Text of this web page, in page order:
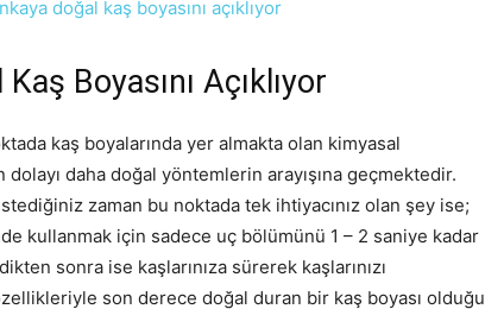
Boyasını Açıklıyor
kaş boyalarında yer almakta olan kimyasal
daha doğal yöntemlerin arayışına geçmektedir.
zaman bu noktada tek ihtiyacınız olan şey ise;
kullanmak için sadece uç bölümünü 1 – 2 saniye kadar
sonra ise kaşlarınıza sürerek kaşlarınızı
son derece doğal duran bir kaş boyası olduğu